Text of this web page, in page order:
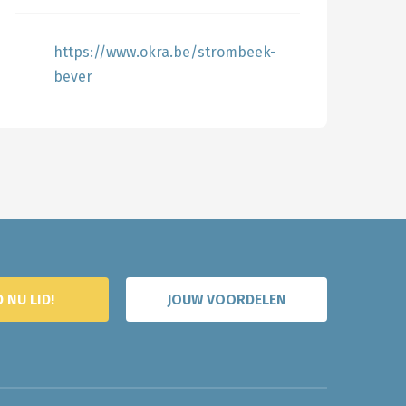
https://www.okra.be/strombeek-
bever
NU LID! JOUW VOORDELEN